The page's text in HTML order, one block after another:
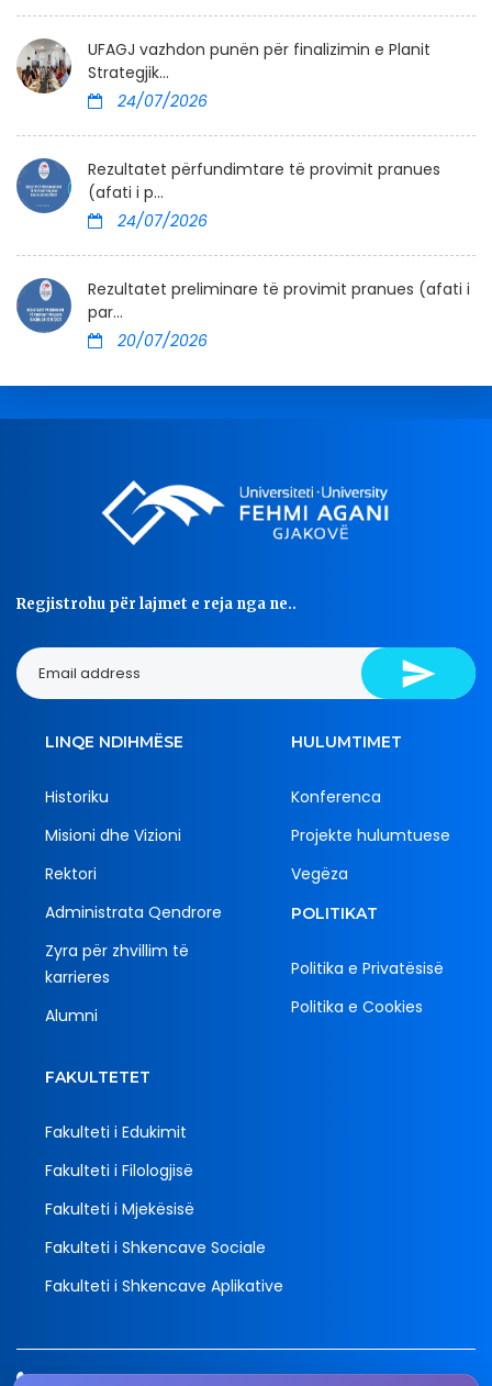
UFAGJ vazhdon punën për finalizimin e Planit
Strategjik...
24/07/2026
Rezultatet përfundimtare të provimit pranues
(afati i p...
24/07/2026
Rezultatet preliminare të provimit pranues (afati i
par...
20/07/2026
Regjistrohu për lajmet e reja nga ne..
LINQE NDIHMËSE
Historiku
Misioni dhe Vizioni
Rektori
Administrata Qendrore
Zyra për zhvillim të
karrieres
Alumni
HULUMTIMET
Konferenca
Projekte hulumtuese
Vegëza
POLITIKAT
Politika e Privatësisë
Politika e Cookies
FAKULTETET
Fakulteti i Edukimit
Fakulteti i Filologjisë
Fakulteti i Mjekësisë
Fakulteti i Shkencave Sociale
Fakulteti i Shkencave Aplikative
Tel.